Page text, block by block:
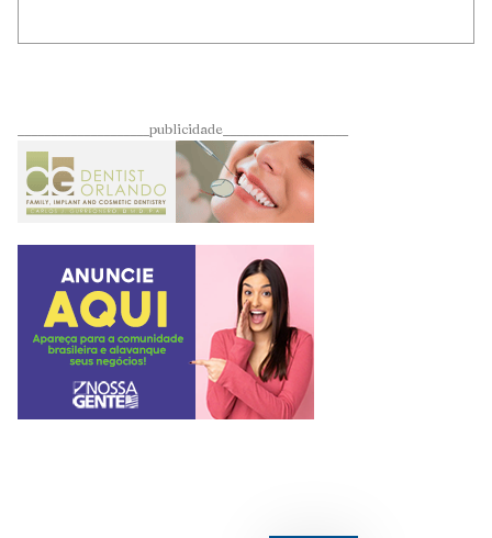
____________________publicidade___________________